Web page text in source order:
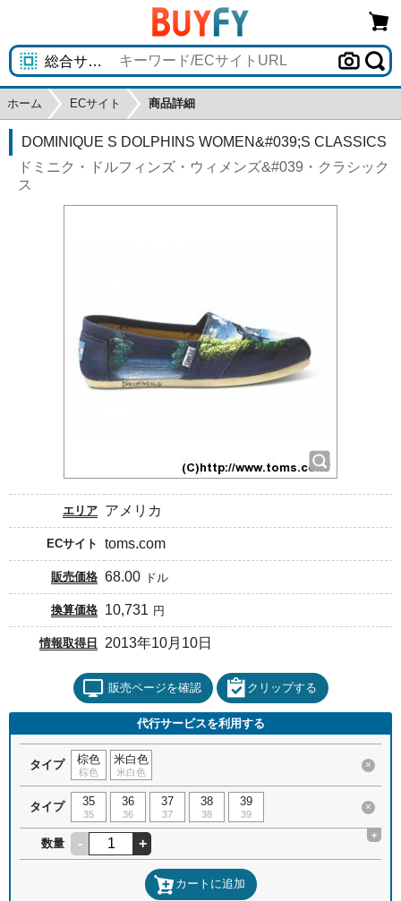
ホーム ECサイト 商品詳細
DOMINIQUE S DOLPHINS WOMEN&#039;S CLASSICS
ドミニク・ドルフィンズ・ウィメンズ&#039・クラシック
ス
エリア アメリカ
ECサイト toms.com
販売価格 68.00 ドル
換算価格 10,731 円
情報取得日 2013年10月10日
販売ページを確認 クリップする
代行サービスを利用する
タイプ 棕色
棕色
米白色
米白色
×
タイプ 35
35
36
36
37
37
38
38
39
39
×
数量 - +
+
カートに追加